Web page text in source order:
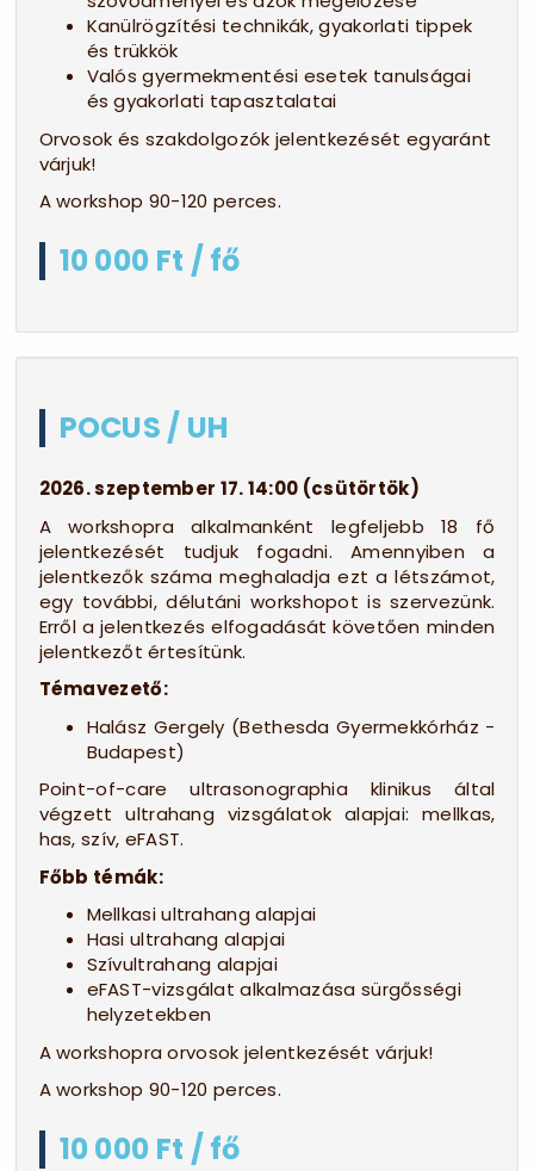
Kanülrögzítési technikák, gyakorlati tippek
és trükkök
Valós gyermekmentési esetek tanulságai
és gyakorlati tapasztalatai
Orvosok és szakdolgozók jelentkezését egyaránt
várjuk!
A workshop 90-120 perces.
10 000 Ft / fő
POCUS / UH
2026. szeptember 17. 14:00 (csütörtök)
A workshopra alkalmanként legfeljebb 18 fő
jelentkezését tudjuk fogadni. Amennyiben a
jelentkezők száma meghaladja ezt a létszámot,
egy további, délutáni workshopot is szervezünk.
Erről a jelentkezés elfogadását követően minden
jelentkezőt értesítünk.
Témavezető:
Halász Gergely (Bethesda Gyermekkórház -
Budapest)
Point-of-care ultrasonographia klinikus által
végzett ultrahang vizsgálatok alapjai: mellkas,
has, szív, eFAST.
Főbb témák:
Mellkasi ultrahang alapjai
Hasi ultrahang alapjai
Szívultrahang alapjai
eFAST-vizsgálat alkalmazása sürgősségi
helyzetekben
A workshopra orvosok jelentkezését várjuk!
A workshop 90-120 perces.
10 000 Ft / fő